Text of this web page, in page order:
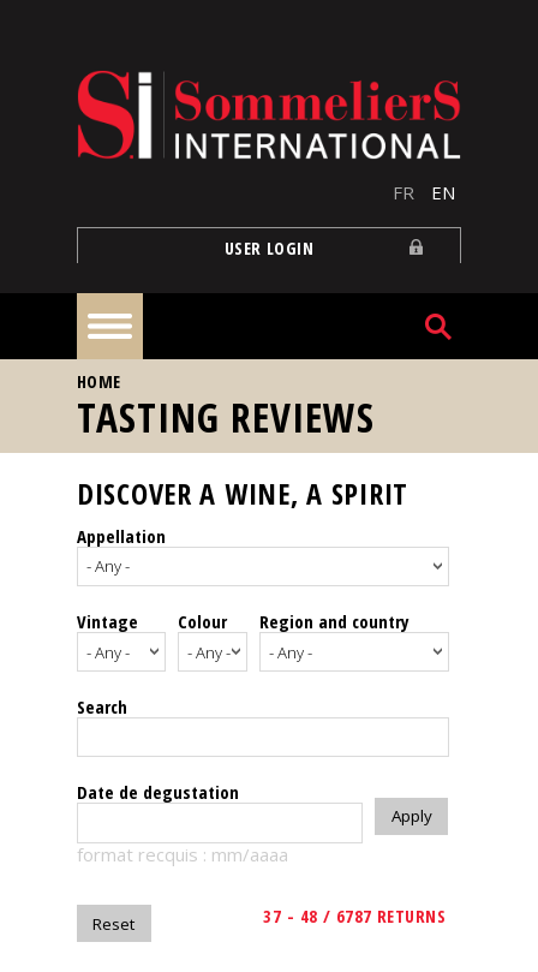
FR EN
USER LOGIN
Home
Our
events
Spirits
Tasting
reviews
The
magazine
YOU ARE HERE
HOME
TASTING REVIEWS
DISCOVER A WINE, A SPIRIT
Appellation
Vintage Colour Region and country
Search
Date de degustation
format recquis : mm/aaaa
37 - 48 / 6787 RETURNS